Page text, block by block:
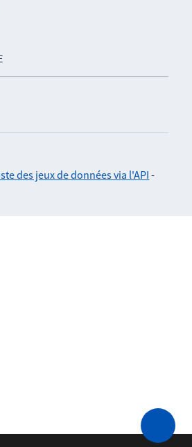
des jeux de données via l'API -